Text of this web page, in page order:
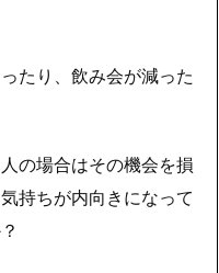
たり、飲み会が減った
の場合はその機会を損
持ちが内向きになって